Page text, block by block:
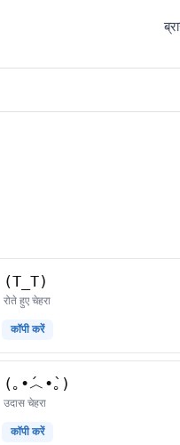
(T_T)
रोते हुए चेहराकाओमोजी
कॉपी करें
(｡•́︿•̀｡)
उदास चेहराकाओमोजी
कॉपी करें